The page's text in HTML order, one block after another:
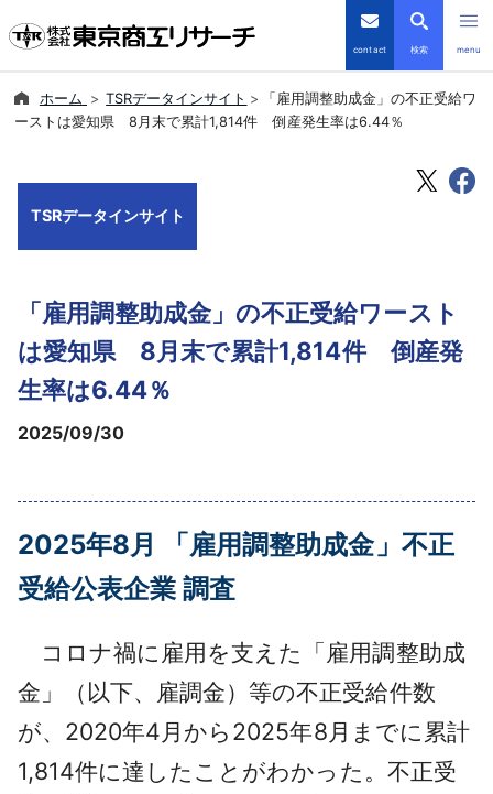
contact 検索 menu
倒産・注目企業情報
会社案内
商品・サービス
よくあるご質問
ホーム TSRデータインサイト
「雇用調整助成金」の不正受給ワ
ーストは愛知県 8月末で累計1,814件 倒産発生率は6.44％
TSRデータインサイト
「雇用調整助成金」の不正受給ワースト
は愛知県 8月末で累計1,814件 倒産発
生率は6.44％
2025/09/30
2025年8月 「雇用調整助成金」不正
受給公表企業 調査
コロナ禍に雇用を支えた「雇用調整助成
金」（以下、雇調金）等の不正受給件数
が、2020年4月から2025年8月までに累計
1,814件に達したことがわかった。不正受